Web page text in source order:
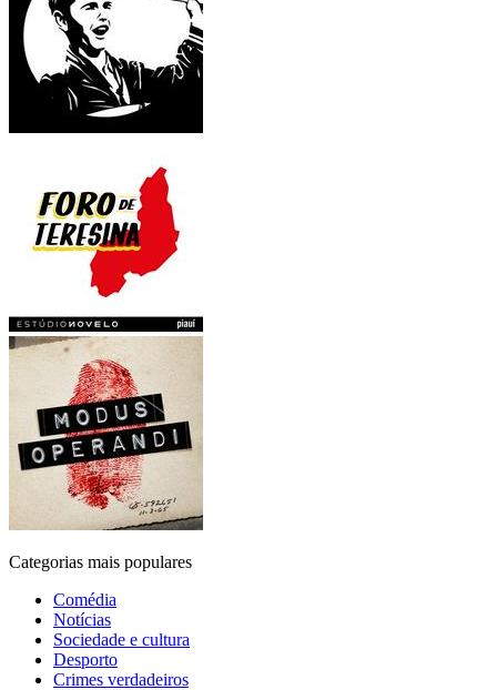
Categorias mais populares
Comédia
Notícias
Sociedade e cultura
Desporto
Crimes verdadeiros